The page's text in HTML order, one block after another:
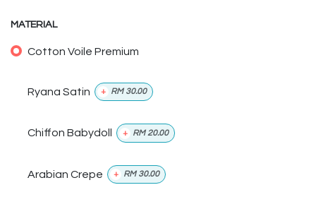
MATERIAL
Cotton Voile Premium
Ryana Satin + RM 30.00
Chiffon Babydoll + RM 20.00
Arabian Crepe + RM 30.00